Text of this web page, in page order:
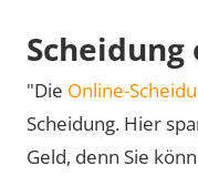
"Die Online-
Scheidung. Hier
Geld, denn Sie